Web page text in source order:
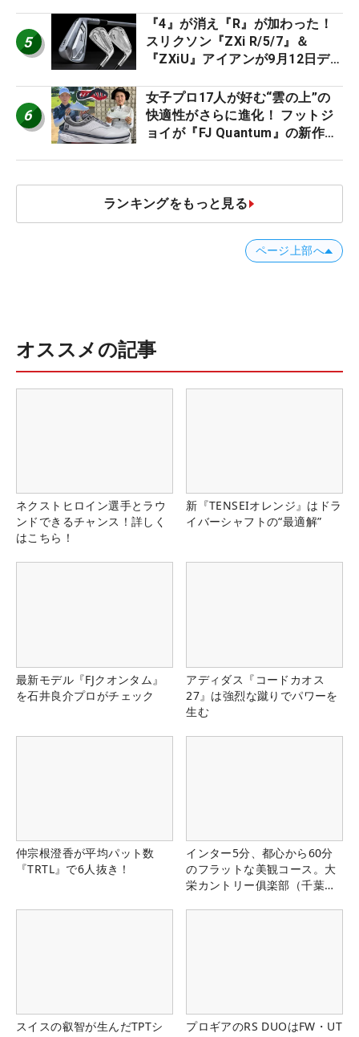
5
『4』が消え『R』が加わった！
スリクソン『ZXi R/5/7』＆
『ZXiU』アイアンが9月12日デ
6
女子プロ17人が好む“雲の上”の
快適性がさらに進化！ フットジ
ョイが『FJ Quantum』の新作を
ランキングをもっと見る
ページ上部へ
オススメの記事
ネクストヒロイン選手とラウ
ンドできるチャンス！詳しく
はこちら！
新『TENSEIオレンジ』はドラ
イバーシャフトの“最適解”
最新モデル『FJクオンタム』
を石井良介プロがチェック
アディダス『コードカオス
27』は強烈な蹴りでパワーを
生む
仲宗根澄香が平均パット数
『TRTL』で6人抜き！
インター5分、都心から60分
のフラットな美観コース。大
栄カントリー俱楽部（千葉
スイスの叡智が生んだTPTシ
プロギアのRS DUOはFW・UT